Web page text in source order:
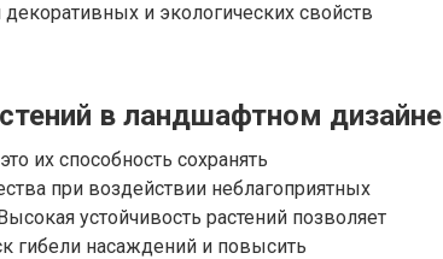
и экологических свойств
в ландшафтном дизайне
их способность сохранять
при воздействии неблагоприятных
устойчивость растений позволяет
гибели насаждений и повысить